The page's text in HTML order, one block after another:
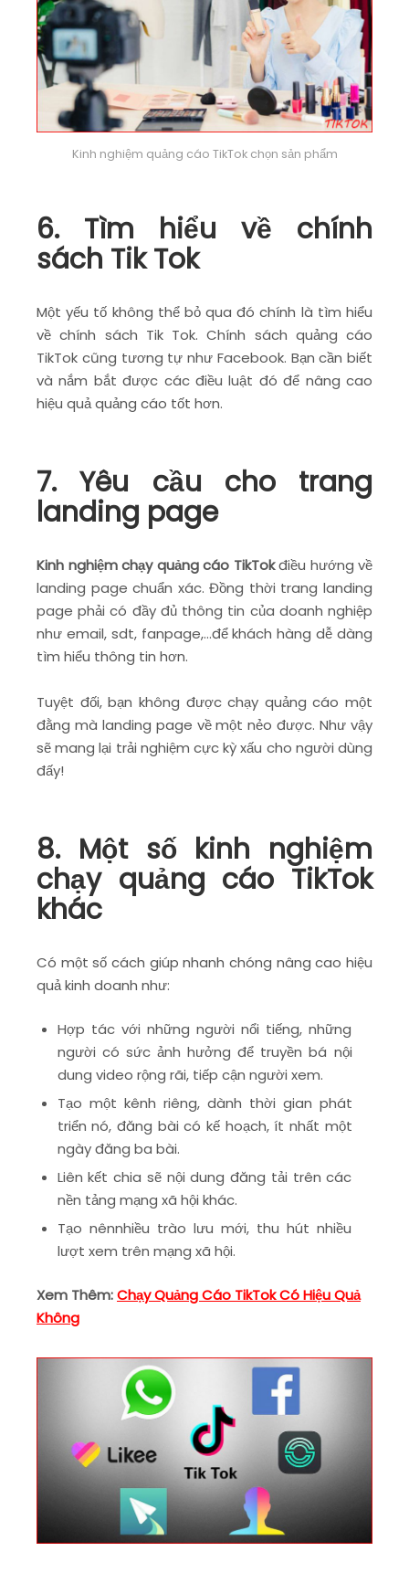
Kinh nghiệm quảng cáo TikTok chọn sản phẩm
6. Tìm hiểu về chính
sách Tik Tok
Một yếu tố không thể bỏ qua đó chính là tìm hiểu
về chính sách Tik Tok. Chính sách quảng cáo
TikTok cũng tương tự như Facebook. Bạn cần biết
và nắm bắt được các điều luật đó để nâng cao
hiệu quả quảng cáo tốt hơn.
7. Yêu cầu cho trang
landing page
Kinh nghiệm chạy quảng cáo TikTokđiều hướng về
landing page chuẩn xác. Đồng thời trang landing
page phải có đầy đủ thông tin của doanh nghiệp
như email, sdt, fanpage,…để khách hàng dễ dàng
tìm hiểu thông tin hơn.
Tuyệt đối, bạn không được chạy quảng cáo một
đằng mà landing page về một nẻo được. Như vậy
sẽ mang lại trải nghiệm cực kỳ xấu cho người dùng
đấy!
8. Một số kinh nghiệm
chạy quảng cáo TikTok
khác
Có một số cách giúp nhanh chóng nâng cao hiệu
quả kinh doanh như:
Hợp tác với những người nổi tiếng, những
người có sức ảnh hưởng để truyền bá nội
dung video rộng rãi, tiếp cận người xem.
Tạo một kênh riêng, dành thời gian phát
triển nó, đăng bài có kế hoạch, ít nhất một
ngày đăng ba bài.
Liên kết chia sẽ nội dung đăng tải trên các
nền tảng mạng xã hội khác.
Tạo nênnhiều trào lưu mới, thu hút nhiều
lượt xem trên mạng xã hội.
Xem Thêm:Chạy Quảng Cáo TikTok Có Hiệu Quả
Không